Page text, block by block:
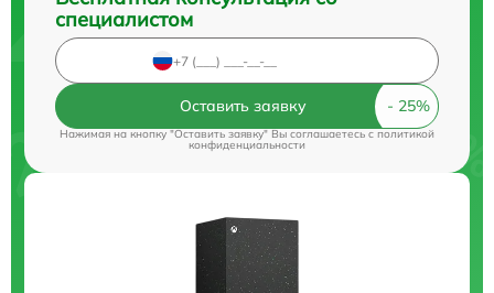
специалистом
Оставить заявку
Нажимая на кнопку "Оставить заявку" Вы соглашаетесь c политикой
конфиденциальности